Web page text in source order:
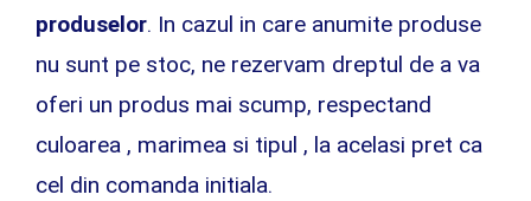
produselor. In cazul in care anumite produse
nu sunt pe stoc, ne rezervam dreptul de a va
oferi un produs mai scump, respectand
culoarea , marimea si tipul , la acelasi pret ca
cel din comanda initiala.